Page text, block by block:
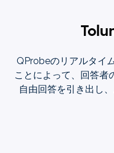
QProbeのリアルタイ
ことによって、回答者
自由回答を引き出し